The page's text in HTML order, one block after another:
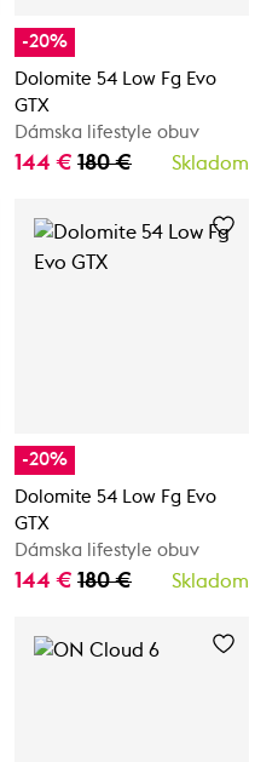
-20%
Dolomite 54 Low Fg Evo
GTX
Dámska lifestyle obuv
144 € 180 € Skladom
-20%
Dolomite 54 Low Fg Evo
GTX
Dámska lifestyle obuv
144 € 180 € Skladom